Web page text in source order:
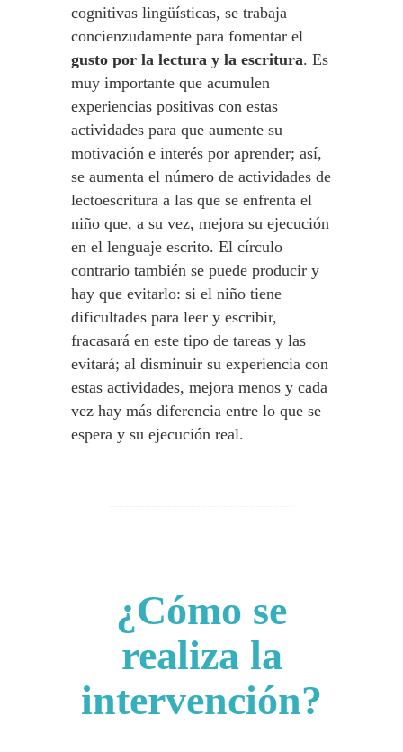
cognitivas lingüísticas, se trabaja
concienzudamente para fomentar el
gusto por la lectura y la escritura. Es
muy importante que acumulen
experiencias positivas con estas
actividades para que aumente su
motivación e interés por aprender; así,
se aumenta el número de actividades de
lectoescritura a las que se enfrenta el
niño que, a su vez, mejora su ejecución
en el lenguaje escrito. El círculo
contrario también se puede producir y
hay que evitarlo: si el niño tiene
dificultades para leer y escribir,
fracasará en este tipo de tareas y las
evitará; al disminuir su experiencia con
estas actividades, mejora menos y cada
vez hay más diferencia entre lo que se
espera y su ejecución real.
¿Cómo se
realiza la
intervención?